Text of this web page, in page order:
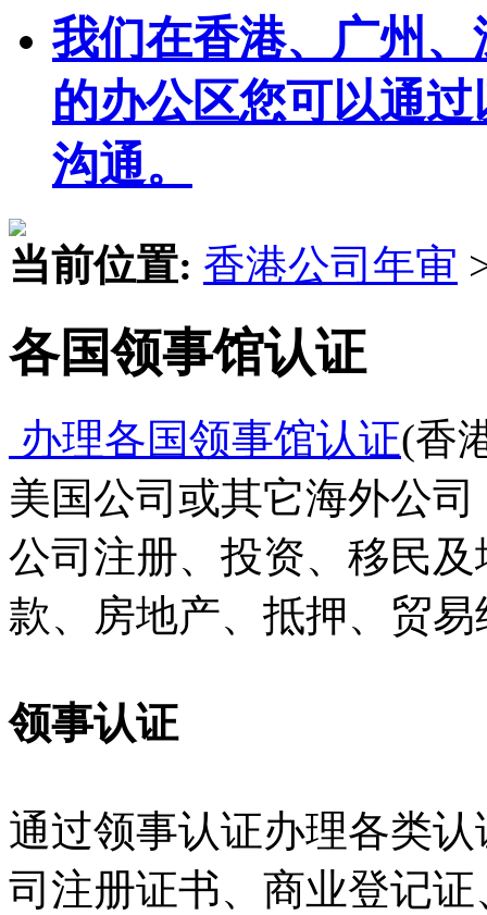
我们在香港、广州
的办公区您可以通
沟通。
当前位置: 香港公司年审
各国领事馆认证
办理各国领事馆认证(香
美国公司或其它海外公
公司注册、投资、移民
款、房地产、抵押、贸
领事认证
通过领事认证办理各类
司注册证书、商业登记